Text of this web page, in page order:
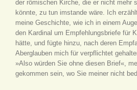
der römischen Kirche, die er nicht mehr
könnte, zu tun imstande wäre. Ich
meine Geschichte, wie ich in einem
den Kardinal um Empfehlungsbriefe für
hätte, und fügte hinzu, nach deren
Aberglauben mich für verpflichtet
»Also würden Sie ohne diesen Brief«,
gekommen sein, wo Sie meiner nicht